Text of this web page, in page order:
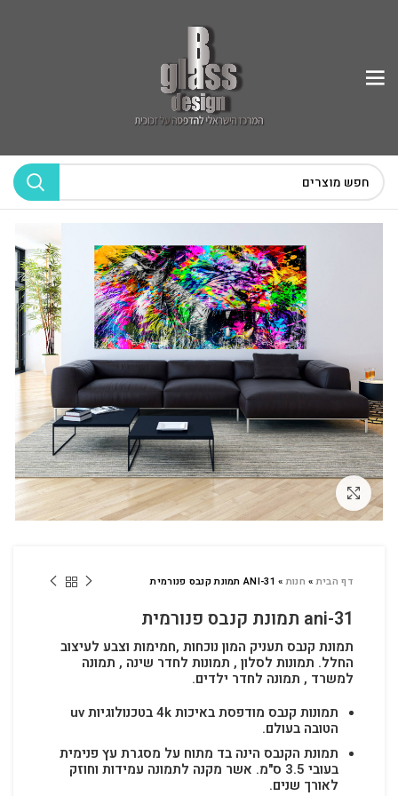
לחץ להגדלה
דף הבית» חנות» ANI-31 תמונת קנבס פנורמית
ani-31 תמונת קנבס פנורמית
תמונת קנבס תעניק המון נוכחות ,חמימות וצבע לעיצוב
החלל. תמונות לסלון , תמונות לחדר שינה , תמונה
למשרד , תמונה לחדר ילדים.
תמונות קנבס מודפסת באיכות 4k בטכנולוגיות uv
הטובה בעולם.
תמונת הקנבס הינה בד מתוח על מסגרת עץ פנימית
בעובי 3.5 ס"מ. אשר מקנה לתמונה עמידות וחוזק
לאורך שנים.